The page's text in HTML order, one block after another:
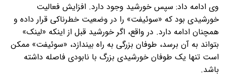
وی ادامه داد: سپس خورشید وجود دارد. افزایش فعالیت
خورشیدی بود که «سوئیفت» را در وضعیت خطرناکی قرار داده و
همچنان ادامه دارد. در واقع، اگر خورشید قبل از اینکه «لینک»
بتواند به آن برسد، طوفان بزرگی به راه بیندازد، «سوئیفت» ممکن
است تنها یک طوفان خورشیدی بزرگ با نابودی فاصله داشته
باشد.